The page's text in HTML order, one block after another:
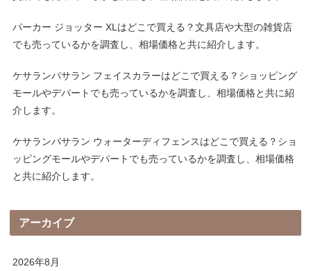
パーカー ジョッター XLはどこで買える？文具店や大型の雑貨店
でも売っているかを調査し、相場価格と共に紹介します。
ケサランパサラン フェイスカラーはどこで買える？ショッピング
モールやデパートでも売っているかを調査し、相場価格と共に紹
介します。
ケサランパサラン ウォーターディフェンスはどこで買える？ショ
ッピングモールやデパートでも売っているかを調査し、相場価格
と共に紹介します。
アーカイブ
2026年8月